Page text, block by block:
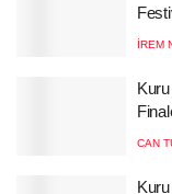
İREM
Kuru
CAN